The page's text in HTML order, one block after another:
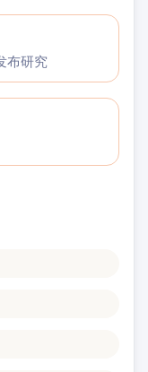
布研究